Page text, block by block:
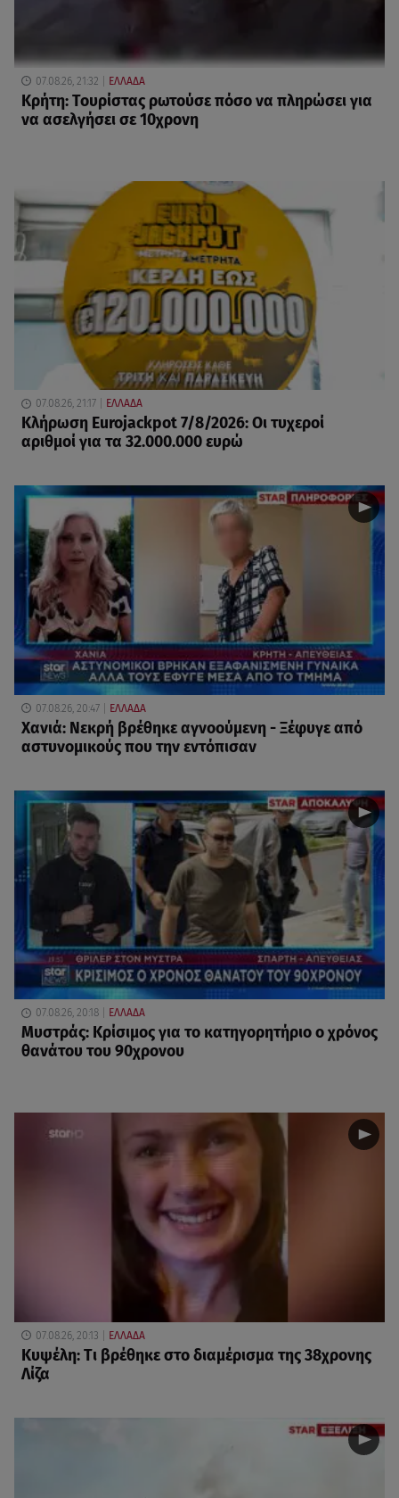
07.08.26, 21:32 ΕΛΛΑΔΑ
Κρήτη: Τουρίστας ρωτούσε πόσο να πληρώσει για
να ασελγήσει σε 10χρονη
07.08.26, 21:17 ΕΛΛΑΔΑ
Κλήρωση Eurojackpot 7/8/2026: Οι τυχεροί
αριθμοί για τα 32.000.000 ευρώ
07.08.26, 20:47 ΕΛΛΑΔΑ
Χανιά: Νεκρή βρέθηκε αγνοούμενη - Ξέφυγε από
αστυνομικούς που την εντόπισαν
07.08.26, 20:18 ΕΛΛΑΔΑ
Μυστράς: Κρίσιμος για το κατηγορητήριο ο χρόνος
θανάτου του 90χρονου
07.08.26, 20:13 ΕΛΛΑΔΑ
Κυψέλη: Tι βρέθηκε στο διαμέρισμα της 38χρονης
Λίζα